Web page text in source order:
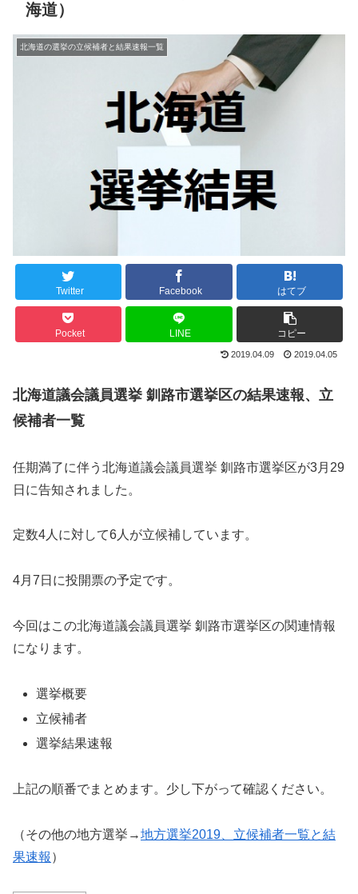
海道）
北海道の選挙の立候補者と結果速報一覧
Twitter Facebook はてブ
Pocket LINE コピー
2019.04.09 2019.04.05
北海道議会議員選挙 釧路市選挙区の結果速報、立
候補者一覧
任期満了に伴う北海道議会議員選挙 釧路市選挙区が3月29
日に告知されました。
定数4人に対して6人が立候補しています。
4月7日に投開票の予定です。
今回はこの北海道議会議員選挙 釧路市選挙区の関連情報
になります。
選挙概要
立候補者
選挙結果速報
上記の順番でまとめます。少し下がって確認ください。
（その他の地方選挙→地方選挙2019、立候補者一覧と結
果速報 ）